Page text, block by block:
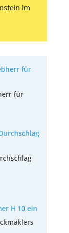
im
für